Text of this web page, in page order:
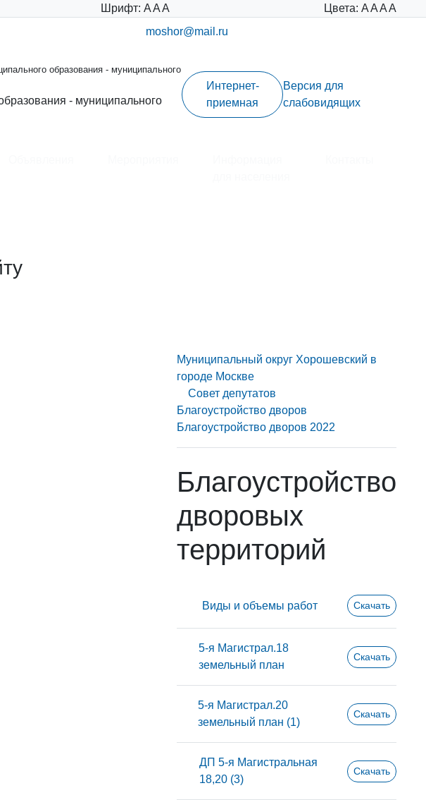
Шрифт: A A A Цвета: AAAA
moshor@mail.ru
образования - муниципального
- муниципального
Интернет-
приемная
Версия для
слабовидящих
Муниципальный округ Хорошевский в
городе Москве
Совет депутатов
Благоустройство дворов
Благоустройство дворов 2022
Благоустройство
дворовых
территорий
Виды и объемы работ Скачать
5-я Магистрал.18
земельный план
Скачать
5-я Магистрал.20
земельный план (1)
Скачать
ДП 5-я Магистральная
18,20 (3)
Скачать